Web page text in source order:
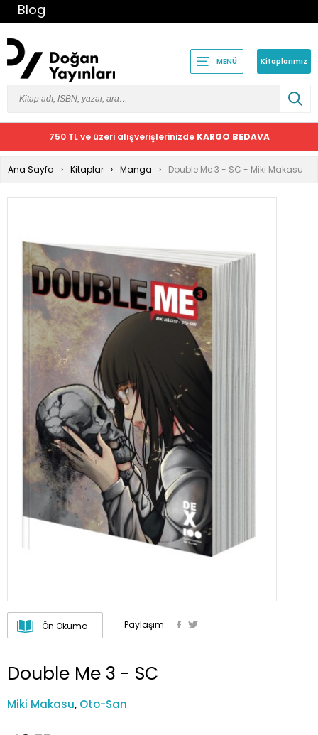
Blog
MENÜ Kitaplarımız
750 TL ve üzeri alışverişlerinizde KARGO BEDAVA
Ana Sayfa Kitaplar Manga Double Me 3 - SC - Miki Makasu
Ön Okuma Paylaşım:
Double Me 3 - SC
Miki Makasu, Oto-San